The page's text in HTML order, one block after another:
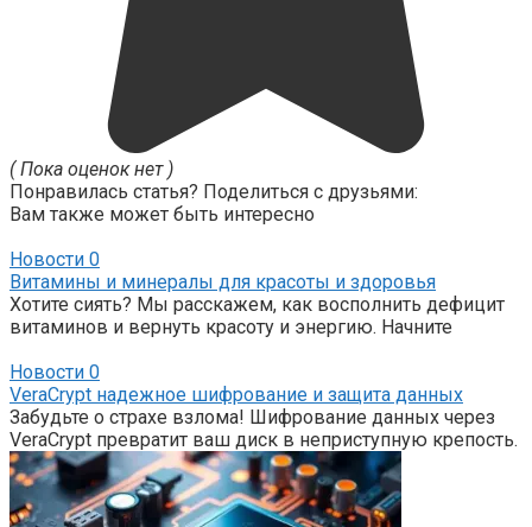
( Пока оценок нет )
Понравилась статья? Поделиться с друзьями:
Вам также может быть интересно
Новости 0
Витамины и минералы для красоты и здоровья
Хотите сиять? Мы расскажем, как восполнить дефицит
витаминов и вернуть красоту и энергию. Начните
Новости 0
VeraCrypt надежное шифрование и защита данных
Забудьте о страхе взлома! Шифрование данных через
VeraCrypt превратит ваш диск в неприступную крепость.